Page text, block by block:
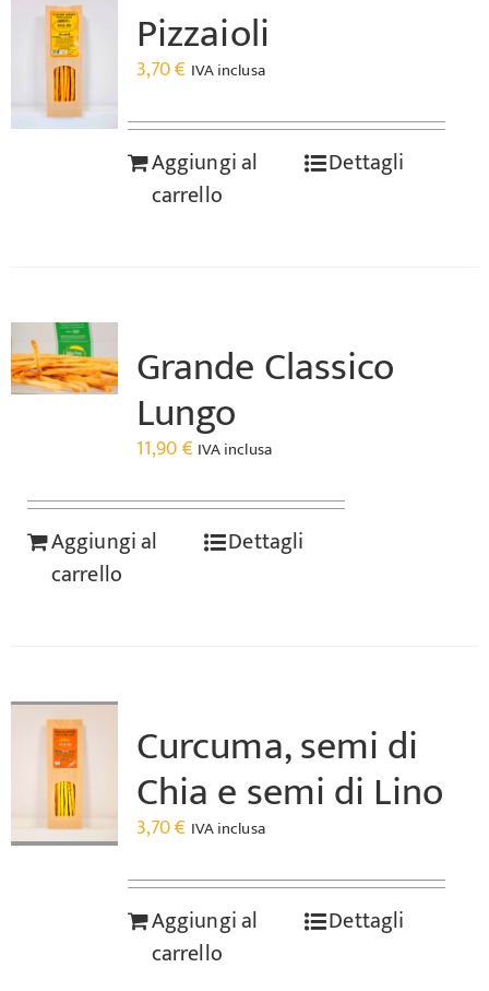
Pizzaioli
3,70€ IVA inclusa
Aggiungi al
carrello
Dettagli
Grande Classico
Lungo
11,90€ IVA inclusa
Aggiungi al
carrello
Dettagli
Curcuma, semi di
Chia e semi di Lino
3,70€ IVA inclusa
Aggiungi al
carrello
Dettagli